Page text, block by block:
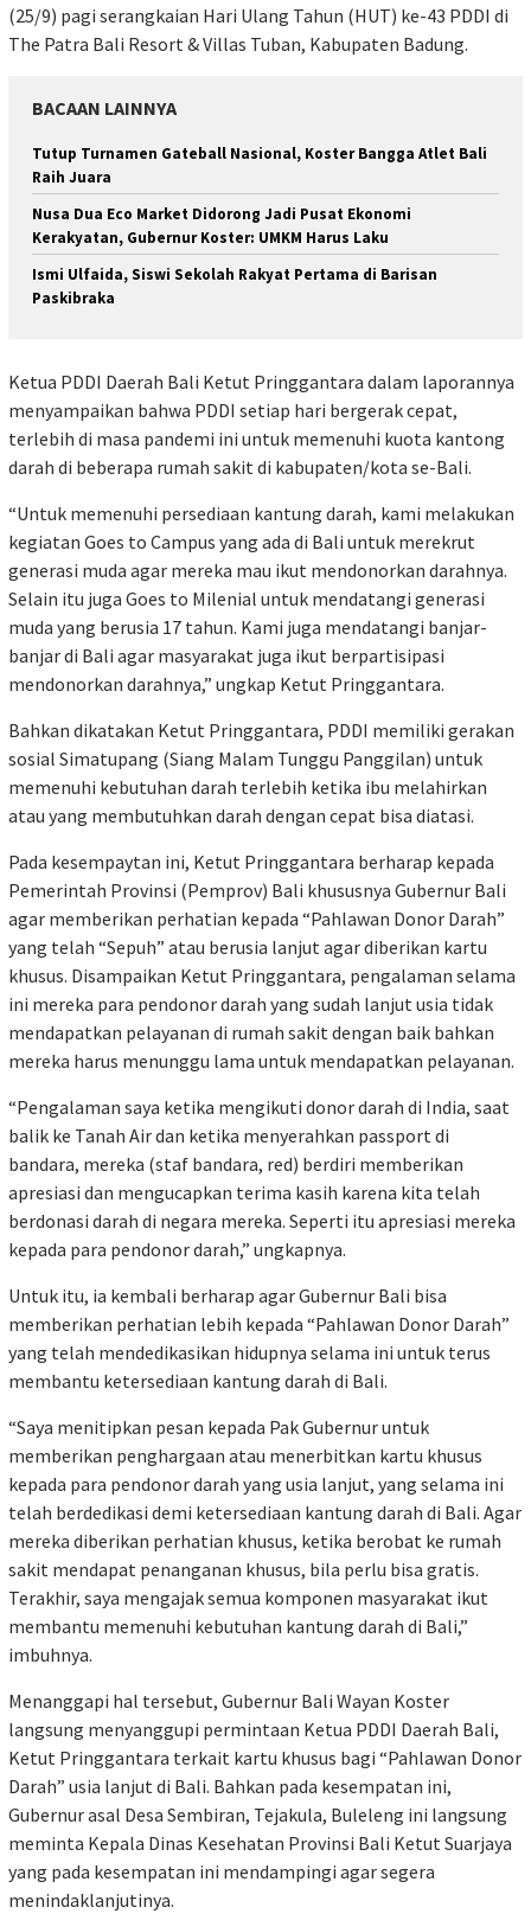
(25/9) pagi serangkaian Hari Ulang Tahun (HUT) ke-43 PDDI di
The Patra Bali Resort & Villas Tuban, Kabupaten Badung.
BACAAN LAINNYA
Tutup Turnamen Gateball Nasional, Koster Bangga Atlet Bali
Raih Juara
Nusa Dua Eco Market Didorong Jadi Pusat Ekonomi
Kerakyatan, Gubernur Koster: UMKM Harus Laku
Ismi Ulfaida, Siswi Sekolah Rakyat Pertama di Barisan
Paskibraka
Ketua PDDI Daerah Bali Ketut Pringgantara dalam laporannya
menyampaikan bahwa PDDI setiap hari bergerak cepat,
terlebih di masa pandemi ini untuk memenuhi kuota kantong
darah di beberapa rumah sakit di kabupaten/kota se-Bali.
“Untuk memenuhi persediaan kantung darah, kami melakukan
kegiatan Goes to Campus yang ada di Bali untuk merekrut
generasi muda agar mereka mau ikut mendonorkan darahnya.
Selain itu juga Goes to Milenial untuk mendatangi generasi
muda yang berusia 17 tahun. Kami juga mendatangi banjar-
banjar di Bali agar masyarakat juga ikut berpartisipasi
mendonorkan darahnya,” ungkap Ketut Pringgantara.
Bahkan dikatakan Ketut Pringgantara, PDDI memiliki gerakan
sosial Simatupang (Siang Malam Tunggu Panggilan) untuk
memenuhi kebutuhan darah terlebih ketika ibu melahirkan
atau yang membutuhkan darah dengan cepat bisa diatasi.
Pada kesempaytan ini, Ketut Pringgantara berharap kepada
Pemerintah Provinsi (Pemprov) Bali khususnya Gubernur Bali
agar memberikan perhatian kepada “Pahlawan Donor Darah”
yang telah “Sepuh” atau berusia lanjut agar diberikan kartu
khusus. Disampaikan Ketut Pringgantara, pengalaman selama
ini mereka para pendonor darah yang sudah lanjut usia tidak
mendapatkan pelayanan di rumah sakit dengan baik bahkan
mereka harus menunggu lama untuk mendapatkan pelayanan.
“Pengalaman saya ketika mengikuti donor darah di India, saat
balik ke Tanah Air dan ketika menyerahkan passport di
bandara, mereka (staf bandara, red) berdiri memberikan
apresiasi dan mengucapkan terima kasih karena kita telah
berdonasi darah di negara mereka. Seperti itu apresiasi mereka
kepada para pendonor darah,” ungkapnya.
Untuk itu, ia kembali berharap agar Gubernur Bali bisa
memberikan perhatian lebih kepada “Pahlawan Donor Darah”
yang telah mendedikasikan hidupnya selama ini untuk terus
membantu ketersediaan kantung darah di Bali.
“Saya menitipkan pesan kepada Pak Gubernur untuk
memberikan penghargaan atau menerbitkan kartu khusus
kepada para pendonor darah yang usia lanjut, yang selama ini
telah berdedikasi demi ketersediaan kantung darah di Bali. Agar
mereka diberikan perhatian khusus, ketika berobat ke rumah
sakit mendapat penanganan khusus, bila perlu bisa gratis.
Terakhir, saya mengajak semua komponen masyarakat ikut
membantu memenuhi kebutuhan kantung darah di Bali,”
imbuhnya.
Menanggapi hal tersebut, Gubernur Bali Wayan Koster
langsung menyanggupi permintaan Ketua PDDI Daerah Bali,
Ketut Pringgantara terkait kartu khusus bagi “Pahlawan Donor
Darah” usia lanjut di Bali. Bahkan pada kesempatan ini,
Gubernur asal Desa Sembiran, Tejakula, Buleleng ini langsung
meminta Kepala Dinas Kesehatan Provinsi Bali Ketut Suarjaya
yang pada kesempatan ini mendampingi agar segera
menindaklanjutinya.